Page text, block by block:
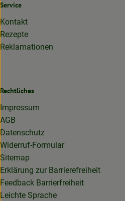
Service
Kontakt
Rezepte
Reklamationen
Rechtliches
Impressum
AGB
Datenschutz
Widerruf-Formular
Sitemap
Erklärung zur Barrierefreiheit
Feedback Barrierfreiheit
Leichte Sprache